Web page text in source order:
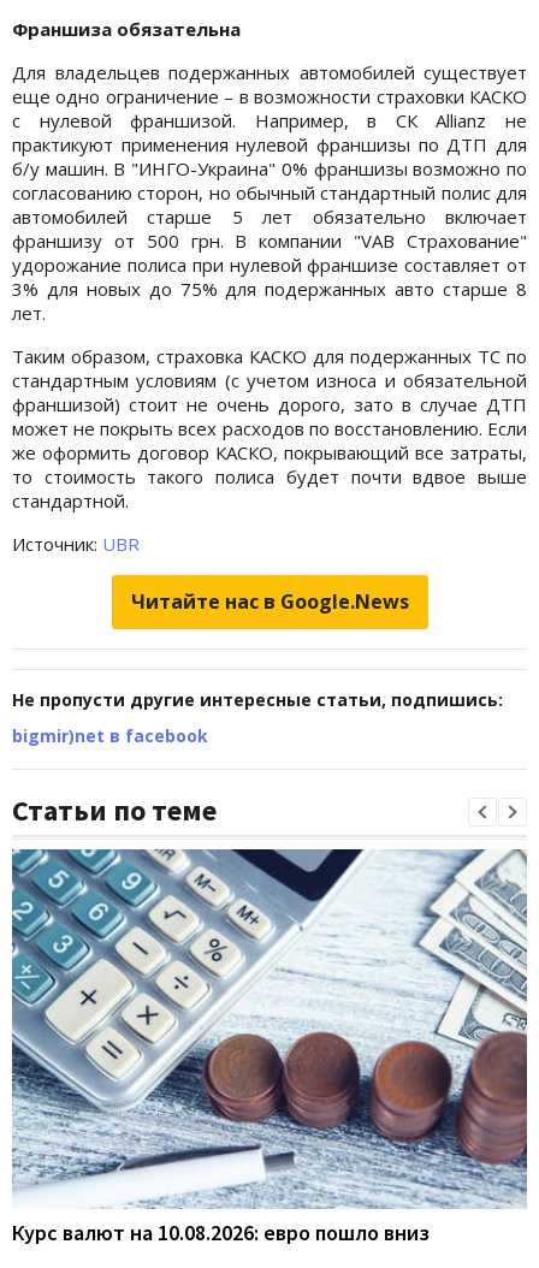
Франшиза обязательна
Для владельцев подержанных автомобилей существует
еще одно ограничение – в возможности страховки КАСКО
с нулевой франшизой. Например, в СК Allianz не
практикуют применения нулевой франшизы по ДТП для
б/у машин. В "ИНГО-Украина" 0% франшизы возможно по
согласованию сторон, но обычный стандартный полис для
автомобилей старше 5 лет обязательно включает
франшизу от 500 грн. В компании "VAB Страхование"
удорожание полиса при нулевой франшизе составляет от
3% для новых до 75% для подержанных авто старше 8
лет.
Таким образом, страховка КАСКО для подержанных ТС по
стандартным условиям (с учетом износа и обязательной
франшизой) стоит не очень дорого, зато в случае ДТП
может не покрыть всех расходов по восстановлению. Если
же оформить договор КАСКО, покрывающий все затраты,
то стоимость такого полиса будет почти вдвое выше
стандартной.
Источник: UBR
Читайте нас в Google.News
Не пропусти другие интересные статьи, подпишись:
bigmir)net в facebook
Статьи по теме
Курс валют на 10.08.2026: евро пошло вниз